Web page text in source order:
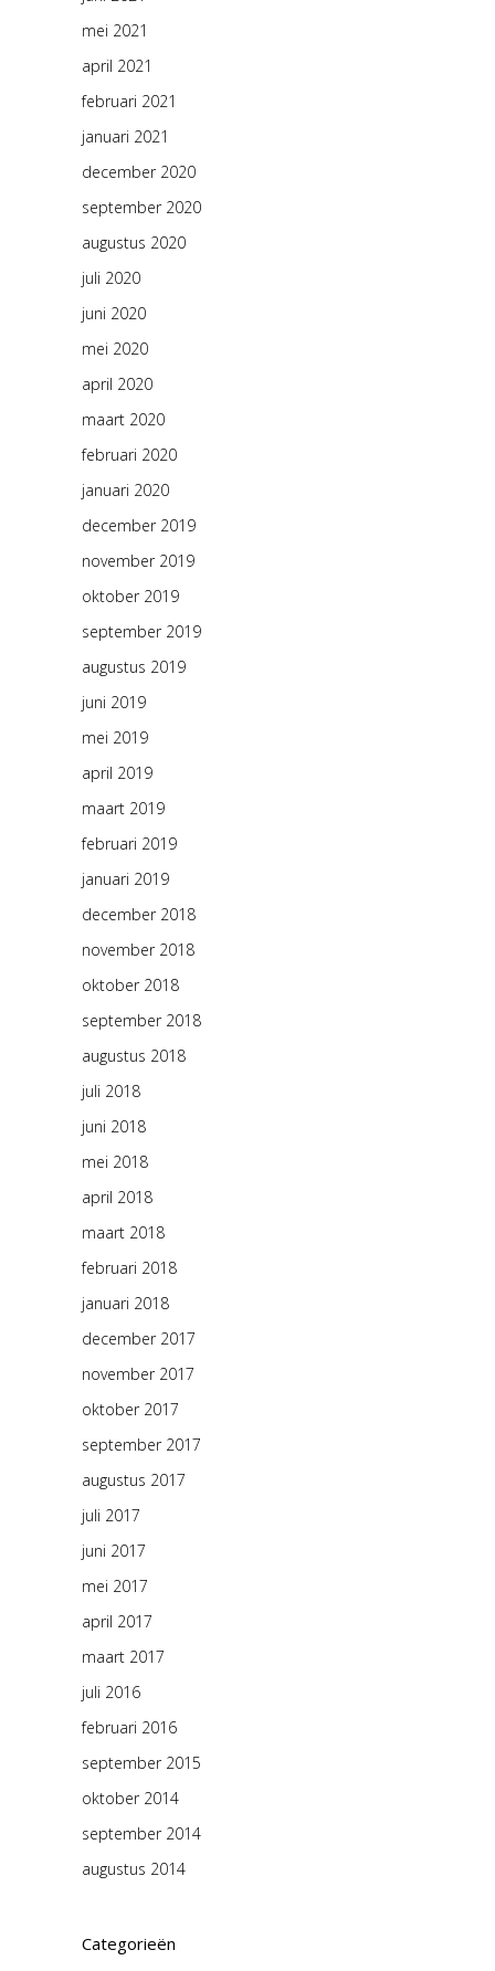
mei 2021
april 2021
februari 2021
januari 2021
december 2020
september 2020
augustus 2020
juli 2020
juni 2020
mei 2020
april 2020
maart 2020
februari 2020
januari 2020
december 2019
november 2019
oktober 2019
september 2019
augustus 2019
juni 2019
mei 2019
april 2019
maart 2019
februari 2019
januari 2019
december 2018
november 2018
oktober 2018
september 2018
augustus 2018
juli 2018
juni 2018
mei 2018
april 2018
maart 2018
februari 2018
januari 2018
december 2017
november 2017
oktober 2017
september 2017
augustus 2017
juli 2017
juni 2017
mei 2017
april 2017
maart 2017
juli 2016
februari 2016
september 2015
oktober 2014
september 2014
augustus 2014
Categorieën